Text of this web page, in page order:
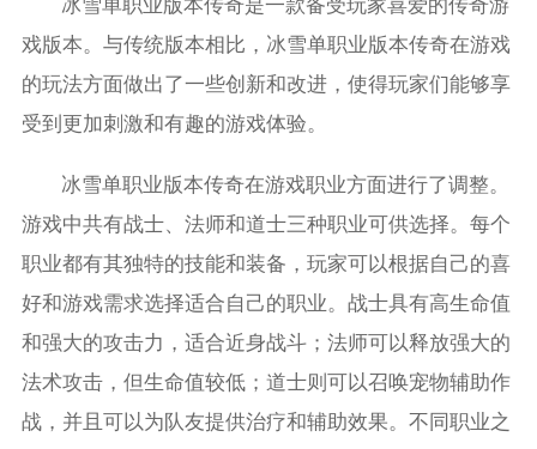
冰雪单职业版本传奇是一款备受玩家喜爱的传奇游
戏版本。与传统版本相比，冰雪单职业版本传奇在游戏
的玩法方面做出了一些创新和改进，使得玩家们能够享
受到更加刺激和有趣的游戏体验。
冰雪单职业版本传奇在游戏职业方面进行了调整。
游戏中共有战士、法师和道士三种职业可供选择。每个
职业都有其独特的技能和装备，玩家可以根据自己的喜
好和游戏需求选择适合自己的职业。战士具有高生命值
和强大的攻击力，适合近身战斗；法师可以释放强大的
法术攻击，但生命值较低；道士则可以召唤宠物辅助作
战，并且可以为队友提供治疗和辅助效果。不同职业之